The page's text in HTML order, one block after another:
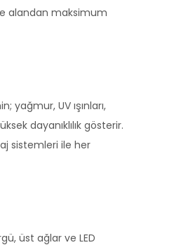
alandan maksimum
yağmur, UV ışınları,
dayanıklılık gösterir.
sistemleri ile her
üst ağlar ve LED